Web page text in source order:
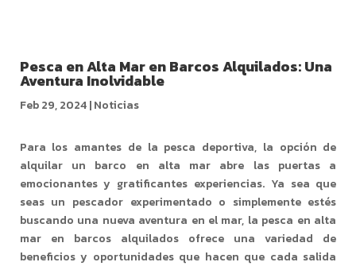
Pesca en Alta Mar en Barcos Alquilados: Una
Aventura Inolvidable
Feb 29, 2024|Noticias
Para los amantes de la pesca deportiva, la opción de
alquilar un barco en alta mar abre las puertas a
emocionantes y gratificantes experiencias. Ya sea que
seas un pescador experimentado o simplemente estés
buscando una nueva aventura en el mar, la pesca en alta
mar en barcos alquilados ofrece una variedad de
beneficios y oportunidades que hacen que cada salida